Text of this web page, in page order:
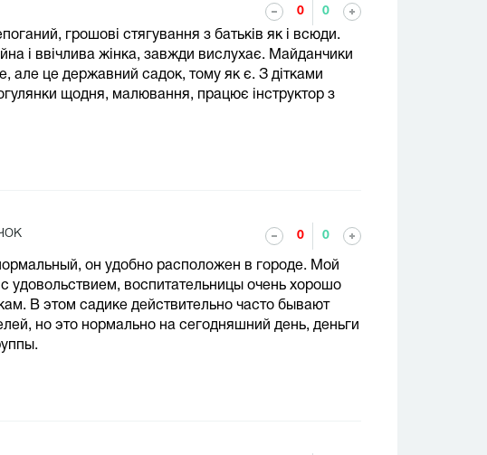
0 0
грошові стягування з батьків як і всюди.
і ввічлива жінка, завжди вислухає. Майданчики
але це державний садок, тому як є. З дітками
щодня, малювання, працює інструктор з
0 0
он удобно расположен в городе. Мой
удовольствием, воспитательницы очень хорошо
В этом садике действительно часто бывают
но это нормально на сегодняшний день, деньги